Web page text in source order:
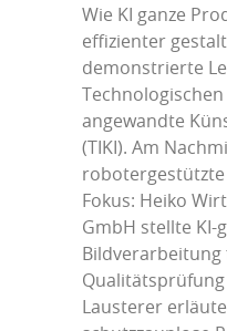
Wie KI ganze
effizienter
demonstrierte
angewandte
(TIKI). Am
Fokus: Heiko
GmbH stellte KI-
Lausterer